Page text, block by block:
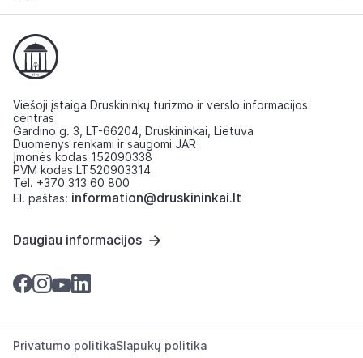
Viešoji įstaiga Druskininkų turizmo ir verslo informacijos
centras
Gardino g. 3, LT-66204, Druskininkai, Lietuva
Duomenys renkami ir saugomi JAR
Įmonės kodas 152090338
PVM kodas LT520903314
Tel. +370 313 60 800
El. paštas: information@druskininkai.lt
Daugiau informacijos
Privatumo politikaSlapukų politika